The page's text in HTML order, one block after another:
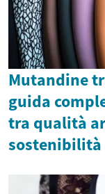
Mutandine
guida
tra qualità
sostenibilità